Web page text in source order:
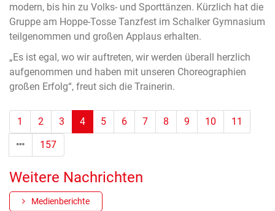
modern, bis hin zu Volks- und Sporttänzen. Kürzlich hat die
Gruppe am Hoppe-Tosse Tanzfest im Schalker Gymnasium
teilgenommen und großen Applaus erhalten.
„Es ist egal, wo wir auftreten, wir werden überall herzlich
aufgenommen und haben mit unseren Choreographien
großen Erfolg“, freut sich die Trainerin.
1 2 3 4(Standort)
5 6 7 8 9 10
11
157
Weitere Nachrichten
Medienberichte